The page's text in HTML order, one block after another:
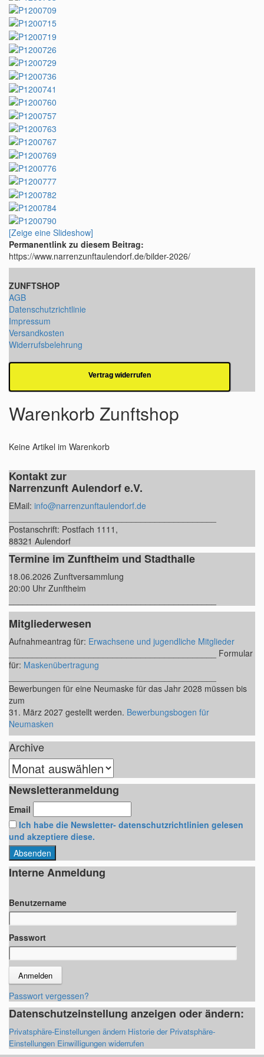
[Zeige eine Slideshow]
Permanentlink zu diesem Beitrag:
https://www.narrenzunftaulendorf.de/bilder-2026/
ZUNFTSHOP
AGB
Datenschutzrichtlinie
Impressum
Versandkosten
Widerrufsbelehrung
Vertrag widerrufen
Warenkorb Zunftshop
Keine Artikel im Warenkorb
Kontakt zur
Narrenzunft Aulendorf e.V.
EMail: info@narrenzunftaulendorf.de
Postanschrift: Postfach 1111,
88321 Aulendorf
Termine im Zunftheim und Stadthalle
18.06.2026 Zunftversammlung
20:00 Uhr Zunftheim
Mitgliederwesen
Aufnahmeantrag für: Erwachsene und jugendliche Mitglieder
____________________________________________ Formular
für: Maskenübertragung
Bewerbungen für eine Neumaske für das Jahr 2028 müssen bis
zum
31. März 2027 gestellt werden. Bewerbungsbogen für
Neumasken
Archive
A
r
c
h
i
v
Newsletteranmeldung
Email
Ich habe die Newsletter- datenschutzrichtlinien gelesen
und akzeptiere diese.
Interne Anmeldung
Benutzername
Passwort
Passwort vergessen?
Datenschutzeinstellung anzeigen oder ändern:
Privatsphäre-Einstellungen ändern Historie der Privatsphäre-
Einstellungen Einwilligungen widerrufen